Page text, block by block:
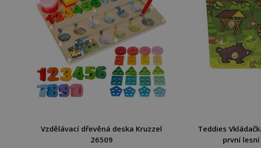
Vzdělávací dřevěná deska Kruzzel
26509
Teddies
první